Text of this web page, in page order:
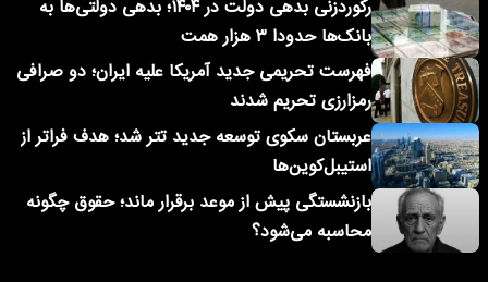
رکوردزنی بدهی دولت در ۱۴۰۴؛ بدهی دولتی‌ها به
بانک‌ها حدودا ۳ هزار همت
فهرست تحریمی جدید آمریکا علیه ایران؛ دو صرافی
رمزارزی تحریم شدند
عربستان سکوی توسعه جدید تتر شد؛ هدف فراتر از
استیبل‌کوین‌ها
بازنشستگی پیش از موعد برقرار ماند؛ حقوق چگونه
محاسبه می‌شود؟